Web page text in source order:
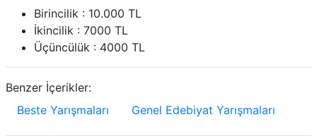
Birincilik : 10.000 TL
İkincilik : 7000 TL
Üçüncülük : 4000 TL
Benzer İçerikler:
Beste Yarışmaları
Genel Edebiyat Yarışmaları